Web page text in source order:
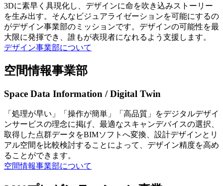
3Dに素早く具現化し、デザインに命を吹き込みストーリー
を生み出す。そんなビジュアライゼーションを可能にするの
がデザイン事業部のミッションです。デザインの可能性を最
大限に発揮でき、誰もが表現者になれるよう支援します。
デザイン事業部について
空間情報事業部
Space Data Information / Digital Twin
「処理が早い」「操作が簡単」「高品質」をデジタルデザイ
ンサービスの理念に掲げ、最適なスキャンデバイスの選択、
取得した点群データをBIMソフトへ変換、設計デザインとリ
アル空間を比較検討することによって、デザイン精度を高め
ることができます。
空間情報事業部について